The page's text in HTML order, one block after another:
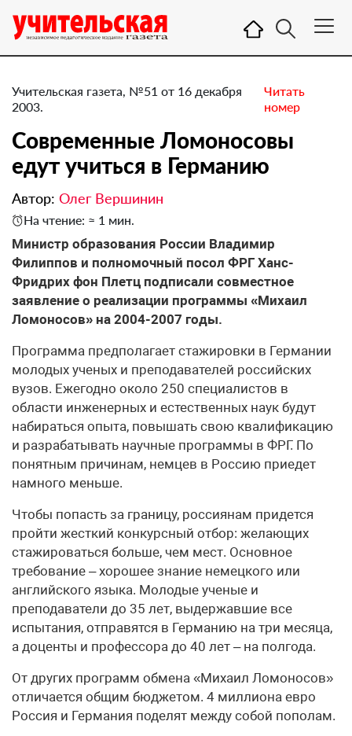
Учительская газета, №51 от 16 декабря
2003.
Читать
номер
Современные Ломоносовы
едут учиться в Германию
Автор: Олег Вершинин
На чтение: ≈ 1 мин.
Министр образования России Владимир
Филиппов и полномочный посол ФРГ Ханс-
Фридрих фон Плетц подписали совместное
заявление о реализации программы «Михаил
Ломоносов» на 2004-2007 годы.
Программа предполагает стажировки в Германии
молодых ученых и преподавателей российских
вузов. Ежегодно около 250 специалистов в
области инженерных и естественных наук будут
набираться опыта, повышать свою квалификацию
и разрабатывать научные программы в ФРГ. По
понятным причинам, немцев в Россию приедет
намного меньше.
Чтобы попасть за границу, россиянам придется
пройти жесткий конкурсный отбор: желающих
стажироваться больше, чем мест. Основное
требование – хорошее знание немецкого или
английского языка. Молодые ученые и
преподаватели до 35 лет, выдержавшие все
испытания, отправятся в Германию на три месяца,
а доценты и профессора до 40 лет – на полгода.
От других программ обмена «Михаил Ломоносов»
отличается общим бюджетом. 4 миллиона евро
Россия и Германия поделят между собой пополам.